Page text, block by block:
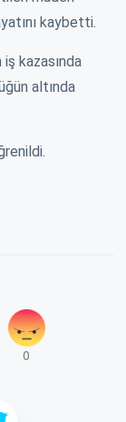
kaybetti.
kazasında
altında
0